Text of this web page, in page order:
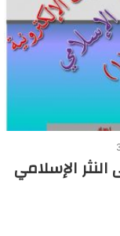
الإسلامي